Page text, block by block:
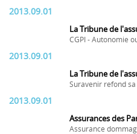
2013.09.01
La Tribune de
CGPI - Autonomie
2013.09.01
La Tribune de
Suravenir refond sa
2013.09.01
Assurances des
Assurance